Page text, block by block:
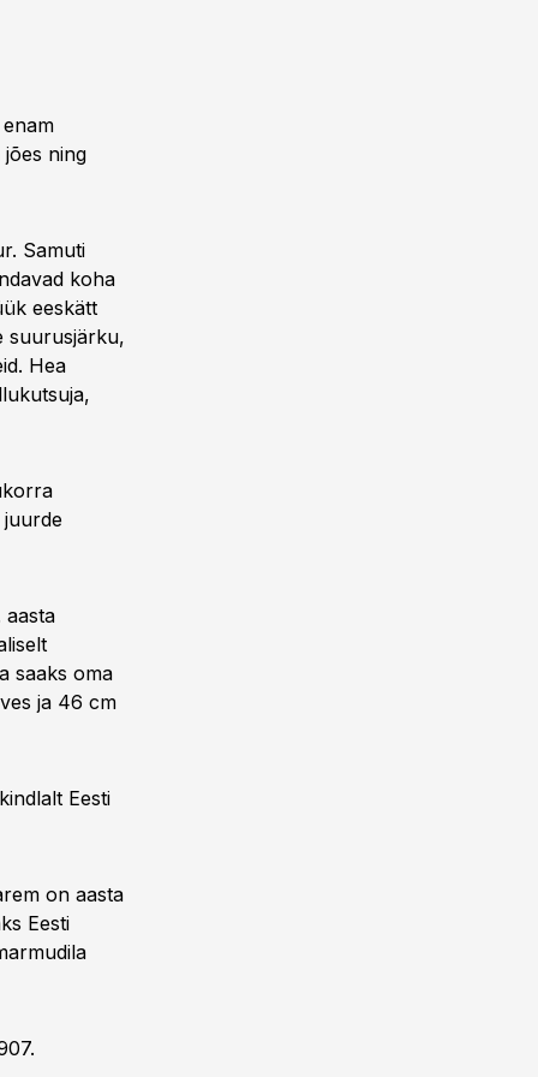
ning
Samuti
koha
eeskätt
suurusjärku,
Hea
juurde
aasta
saaks oma
ja 46 cm
Eesti
on aasta
Eesti